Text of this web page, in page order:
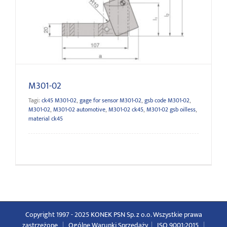
M301-02
Tagi: ck45 M301-02, gage for sensor M301-02, gsb code M301-02,
M301-02, M301-02 automotive, M301-02 ck45, M301-02 gsb oilless,
material ck45
Copyright 1997 - 2025 KONEK PSN Sp. z o.o. Wszystkie prawa